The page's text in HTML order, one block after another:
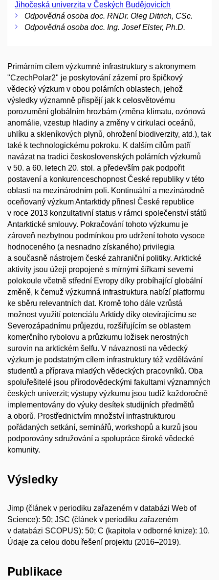
Jihočeská univerzita v Českých Budějovicích
Odpovědná osoba doc. RNDr. Oleg Ditrich, CSc.
Odpovědná osoba doc. Ing. Josef Elster, Ph.D.
Primárním cílem výzkumné infrastruktury s akronymem
"CzechPolar2" je poskytování zázemí pro špičkový
vědecký výzkum v obou polárních oblastech, jehož
výsledky významně přispějí jak k celosvětovému
porozumění globálním hrozbám (změna klimatu, ozónová
anomálie, vzestup hladiny a změny v cirkulaci oceánů,
uhlíku a skleníkových plynů, ohrožení biodiverzity, atd.), tak
také k technologickému pokroku. K dalším cílům patří
navázat na tradici československých polárních výzkumů
v 50. a 60. letech 20. stol. a především pak podpořit
postavení a konkurenceschopnost České republiky v této
oblasti na mezinárodním poli. Kontinuální a mezinárodně
oceňovaný výzkum Antarktidy přinesl České republice
v roce 2013 konzultativní status v rámci společenství států
Antarktické smlouvy. Pokračování tohoto výzkumu je
zároveň nezbytnou podmínkou pro udržení tohoto vysoce
hodnoceného (a nesnadno získaného) privilegia
a současně nástrojem české zahraniční politiky. Arktické
aktivity jsou úžeji propojené s mírnými šířkami severní
polokoule včetně střední Evropy díky probíhající globální
změně, k čemuž výzkumná infrastruktura nabízí platformu
ke sběru relevantních dat. Kromě toho dále vzrůstá
možnost využití potenciálu Arktidy díky otevírajícímu se
Severozápadnímu průjezdu, rozšiřujícím se oblastem
komerčního rybolovu a průzkumu ložisek nerostných
surovin na arktickém šelfu. V návaznosti na vědecký
výzkum je podstatným cílem infrastruktury též vzdělávání
studentů a příprava mladých vědeckých pracovníků. Oba
spoluřešitelé jsou přírodovědeckými fakultami významných
českých univerzit; výstupy výzkumu jsou tudíž každoročně
implementovány do výuky desítek studijních předmětů
a oborů. Prostřednictvím množství infrastrukturou
pořádaných setkání, seminářů, workshopů a kurzů jsou
podporovány sdružování a spolupráce široké vědecké
komunity.
Výsledky
Jimp (článek v periodiku zařazeném v databázi Web of
Science): 50; JSC (článek v periodiku zařazeném
v databázi SCOPUS): 50; C (kapitola v odborné knize): 10.
Údaje za celou dobu řešení projektu (2016–2019).
Publikace